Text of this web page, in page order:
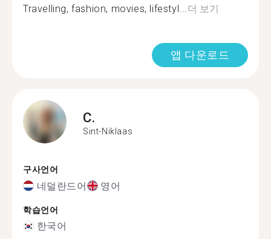
Travelling, fashion, movies, lifestyl...더 보기
앱 다운로드
C.
Sint-Niklaas
구사언어
네덜란드어 영어
학습언어
한국어